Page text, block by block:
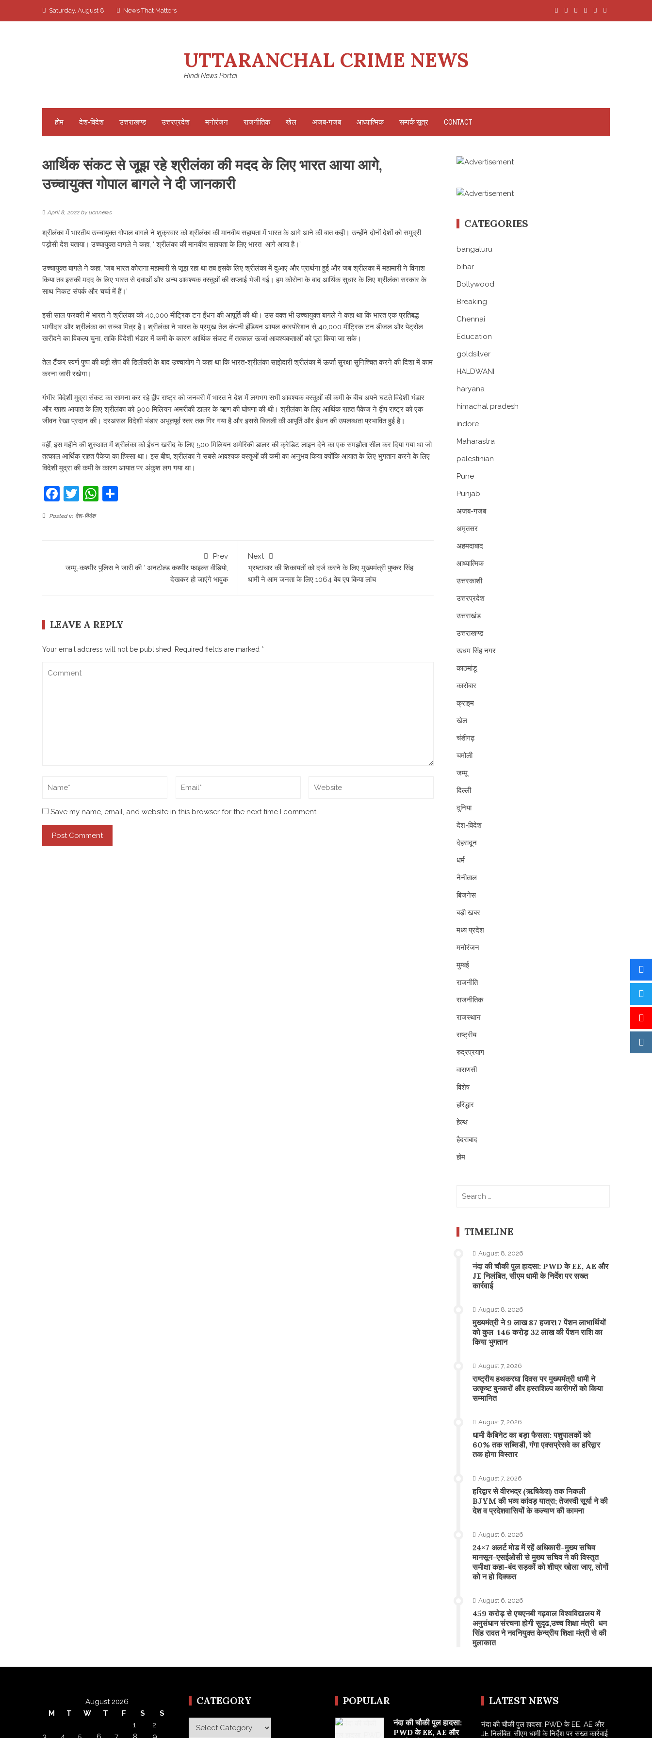
Saturday, August 8 News That Matters
UTTARANCHAL CRIME NEWS
Hindi News Portal
होम देश-विदेश उत्तराखण्ड उत्तरप्रदेश मनोरंजन राजनीतिक खेल अजब-गजब आध्यात्मिक सम्पर्क सूत्र CONTACT
आर्थिक संकट से जूझ रहे श्रीलंका की मदद के लिए भारत आया आगे,
उच्चायुक्त गोपाल बागले ने दी जानकारी
April 8, 2022 by ucnnews
श्रीलंका में भारतीय उच्चायुक्त गोपाल बागले ने शुक्रवार को श्रीलंका की मानवीय सहायता में भारत के आगे आने की बात कही। उन्होंने दोनों देशों को समुद्री
पड़ोसी देश बताया। उच्चायुक्त वागले ने कहा, ‘ श्रीलंका की मानवीय सहायता के लिए भारत आगे आया है।’
उच्चायुक्त बागले ने कहा, ‘जब भारत कोराना महामारी से जूझ रहा था तब इसके लिए श्रीलंका में दुआएं और प्रार्थना हुई और जब श्रीलंका में महामारी ने विनाश
किया तब इसकी मदद के लिए भारत से दवाओं और अन्य आवश्यक वस्तुओं की सप्लाई भेजी गई। हम कोरोना के बाद आर्थिक सुधार के लिए श्रीलंका सरकार के
साथ निकट संपर्क और चर्चा में हैं।’
इसी साल फरवरी में भारत ने श्रीलंका को 40,000 मीट्रिक टन ईंधन की आपूर्ति की थी। उस वक्त भी उच्चायुक्त बागले ने कहा था कि भारत एक प्रतिबद्ध
भागीदार और श्रीलंका का सच्चा मित्र है। श्रीलंका ने भारत के प्रमुख तेल कंपनी इंडियन आयल कारपोरेशन से 40,000 मीट्रिक टन डीजल और पेट्रोल
खरीदने का विकल्प चुना, ताकि विदेशी भंडार में कमी के कारण आर्थिक संकट में तत्काल ऊर्जा आवश्यकताओं को पूरा किया जा सके।
तेल टैंकर स्वर्ण पुष्प की बड़ी खेप की डिलीवरी के बाद उच्चायोग ने कहा था कि भारत-श्रीलंका साझेदारी श्रीलंका में ऊर्जा सुरक्षा सुनिश्चित करने की दिशा में काम
करना जारी रखेगा।
गंभीर विदेशी मुद्रा संकट का सामना कर रहे द्वीप राष्ट्र को जनवरी में भारत ने देश में लगभग सभी आवश्यक वस्तुओं की कमी के बीच अपने घटते विदेशी भंडार
और खाद्य आयात के लिए श्रीलंका को 900 मिलियन अमरीकी डालर के ऋण की घोषणा की थी। श्रीलंका के लिए आर्थिक राहत पैकेज ने द्वीप राष्ट्र को एक
जीवन रेखा प्रदान की। दरअसल विदेशी भंडार अभूतपूर्व स्तर तक गिर गया है और इससे बिजली की आपूर्ति और ईंधन की उपलब्धता प्रभावित हुई है।
वहीं, इस महीने की शुरुआत में श्रीलंका को ईंधन खरीद के लिए 500 मिलियन अमेरिकी डालर की क्रेडिट लाइन देने का एक समझौता सील कर दिया गया था जो
तत्काल आर्थिक राहत पैकेज का हिस्सा था। इस बीच, श्रीलंका ने सबसे आवश्यक वस्तुओं की कमी का अनुभव किया क्योंकि आयात के लिए भुगतान करने के लिए
विदेशी मुद्रा की कमी के कारण आयात पर अंकुश लग गया था।
Facebook
TwitterWhatsApp
Posted in देश-विदेश
Prev
जम्मू-कश्मीर पुलिस ने जारी की ‘ अनटोल्ड कश्मीर फाइल्स वीडियो,
देखकर हो जाएंगे भावुक
Next
भ्रष्टाचार की शिकायतों को दर्ज करने के लिए मुख्‍यमंत्री पुष्‍कर सिंह
धामी ने आम जनता के लिए 1064 वेब एप किया लांच
LEAVE A REPLY
Your email address will not be published. Required fields are marked *
Save my name, email, and website in this browser for the next time I comment.
CATEGORIES
bangaluru
bihar
Bollywood
Breaking
Chennai
Education
goldsilver
HALDWANI
haryana
himachal pradesh
indore
Maharastra
palestinian
Pune
Punjab
अजब-गजब
अमृतसर
अहमदाबाद
आध्यात्मिक
उत्तरकाशी
उत्तरप्रदेश
उत्तराखंड
उत्तराखण्ड
ऊधम सिंह नगर
काठमांडू
कारोबार
क्राइम
खेल
चंडीगढ़
चमोली
जम्मू
दिल्ली
दुनिया
देश-विदेश
देहरादून
धर्म
नैनीताल
बिजनेस
बड़ी खबर
मध्य प्रदेश
मनोरंजन
मुम्बई
राजनीति
राजनीतिक
राजस्थान
राष्ट्रीय
रुद्रप्रयाग
वाराणसी
विशेष
हरिद्धार
हेल्थ
हैदराबाद
होम
TIMELINE
August 8, 2026
नंदा की चौकी पुल हादसा: PWD के EE, AE और
JE निलंबित, सीएम धामी के निर्देश पर सख्त
कार्रवाई
August 8, 2026
मुख्यमंत्री ने 9 लाख 87 हजार17 पेंशन लाभार्थियों
को कुल 146 करोड़ 32 लाख की पेंशन राशि का
किया भुगतान
August 7, 2026
राष्ट्रीय हथकरघा दिवस पर मुख्यमंत्री धामी ने
उत्कृष्ट बुनकरों और हस्तशिल्प कारीगरों को किया
सम्मानित
August 7, 2026
​धामी कैबिनेट का बड़ा फैसला: पशुपालकों को
60% तक सब्सिडी, गंगा एक्सप्रेसवे का हरिद्वार
तक होगा विस्तार
August 7, 2026
​हरिद्वार से वीरभद्र (ऋषिकेश) तक निकली
BJYM की भव्य कांवड़ यात्रा; तेजस्वी सूर्या ने की
देश व प्रदेशवासियों के कल्याण की कामना
August 6, 2026
24×7 अलर्ट मोड में रहें अधिकारी-मुख्य सचिव
मानसून-एसईओसी से मुख्य सचिव ने की विस्तृत
समीक्षा कहा-बंद सड़कों को शीघ्र खोला जाए, लोगों
को न हो दिक्कत
August 6, 2026
459 करोड़ से एचएनबी गढ़वाल विश्वविद्यालय में
अनुसंधान संरचना होगी सुदृढ,उच्च शिक्षा मंत्री धन
सिंह रावत ने नवनियुक्त केन्द्रीय शिक्षा मंत्री से की
मुलाकात
August 2026
M
T W T F S
S
1
2
CATEGORY
Category
POPULAR
नंदा की चौकी पुल हादसा:
PWD के EE, AE और
LATEST NEWS
नंदा की चौकी पुल हादसा: PWD के EE, AE और
JE निलंबित, सीएम धामी के निर्देश पर सख्त कार्रवाई